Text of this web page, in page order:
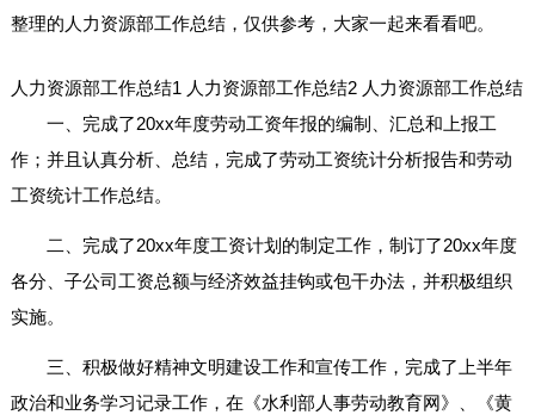
整理的人力资源部工作总结，仅供参考，大家一起来看看吧。
人力资源部工作总结1
一、完成了20xx年度劳动工资年报的编制、汇总和上报工
作；并且认真分析、总结，完成了劳动工资统计分析报告和劳动
工资统计工作总结。
二、完成了20xx年度工资计划的制定工作，制订了20xx年度
各分、子公司工资总额与经济效益挂钩或包干办法，并积极组织
实施。
三、积极做好精神文明建设工作和宣传工作，完成了上半年
政治和业务学习记录工作，在《水利部人事劳动教育网》、《黄
人力资源部工作总结2 人力资源部工作总结